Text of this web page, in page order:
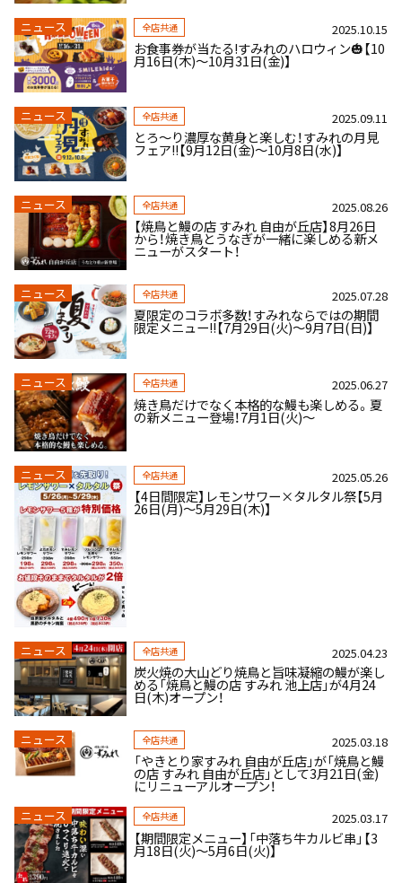
ニュース 全店共通 2025.10.15
お食事券が当たる!すみれのハロウィン🎃【10
月16日(木)～10月31日(金)】
ニュース 全店共通 2025.09.11
とろ～り濃厚な黄身と楽しむ！すみれの月見
フェア!!【9月12日(金)～10月8日(水)】
ニュース 全店共通 2025.08.26
【焼鳥と鰻の店 すみれ 自由が丘店】8月26日
から！焼き鳥とうなぎが一緒に楽しめる新メ
ニューがスタート！
ニュース 全店共通 2025.07.28
夏限定のコラボ多数！すみれならではの期間
限定メニュー!!【7月29日(火)～9月7日(日)】
ニュース 全店共通 2025.06.27
焼き鳥だけでなく本格的な鰻も楽しめる。夏
の新メニュー登場！7月1日(火)～
ニュース 全店共通 2025.05.26
【4日間限定】レモンサワー×タルタル祭【5月
26日(月)～5月29日(木)】
ニュース 全店共通 2025.04.23
炭火焼の大山どり焼鳥と旨味凝縮の鰻が楽し
める「焼鳥と鰻の店 すみれ 池上店」が4月24
日(木)オープン！
ニュース 全店共通 2025.03.18
「やきとり家すみれ 自由が丘店」が「焼鳥と鰻
の店 すみれ 自由が丘店」として3月21日(金)
にリニューアルオープン！
ニュース 全店共通 2025.03.17
【期間限定メニュー】「中落ち牛カルビ串」【3
月18日(火)～5月6日(火)】